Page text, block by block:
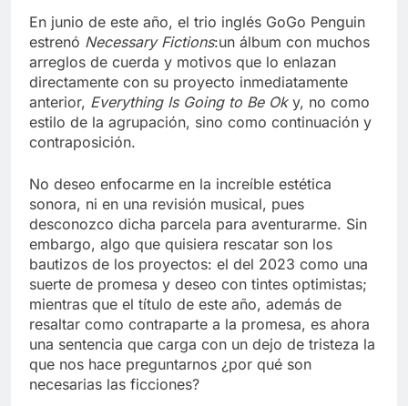
En junio de este año, el trio inglés GoGo Penguin
estrenó Necessary Fictions:un álbum con muchos
arreglos de cuerda y motivos que lo enlazan
directamente con su proyecto inmediatamente
anterior, Everything Is Going to Be Ok y, no como
estilo de la agrupación, sino como continuación y
contraposición.
No deseo enfocarme en la increíble estética
sonora, ni en una revisión musical, pues
desconozco dicha parcela para aventurarme. Sin
embargo, algo que quisiera rescatar son los
bautizos de los proyectos: el del 2023 como una
suerte de promesa y deseo con tintes optimistas;
mientras que el título de este año, además de
resaltar como contraparte a la promesa, es ahora
una sentencia que carga con un dejo de tristeza la
que nos hace preguntarnos ¿por qué son
necesarias las ficciones?